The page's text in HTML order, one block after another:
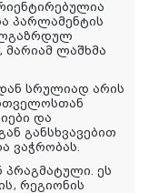
პარლამენტის
მარიამ ლაშხმა
სრულიად არის
და
განსხვავებით
ვაჭრობას.
პრაგმატული. ეს
რეგიონის